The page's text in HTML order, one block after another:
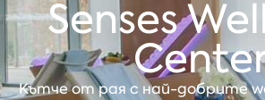
Senses
Кътче от рая с най-добрите